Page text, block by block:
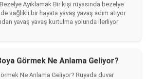
Ayıklamak Bir kişi rüyasında bezelye
sağlıklı bir hayata yavaş yavaş adım atıyor
yavaş yavaş kurtulma yolunda ilerliyor
Görmek Ne Anlama Geliyor?
Ne Anlama Geliyor? Rüyada duvar